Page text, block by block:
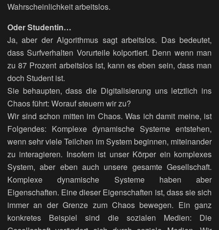
Wahrscheinlichkeit arbeitslos.
Oder Studentin…
Ja, aber der Algorithmus sagt arbeitslos. Das bedeutet,
dass Surfverhalten Vorurteile kolportiert. Denn wenn man
zu 87 Prozent arbeitslos ist, kann es eben sein, dass man
doch Student ist.
Sie behaupten, dass die Digitalisierung uns letztlich ins
Chaos führt: Worauf steuern wir zu?
Wir sind schon mitten im Chaos. Was ich damit meine, ist
Folgendes: Komplexe dynamische Systeme entstehen,
wenn sehr viele Teilchen im System beginnen, miteinander
zu interagieren. Insofern ist unser Körper ein komplexes
System, aber eben auch unsere gesamte Gesellschaft.
Komplexe dynamische Systeme haben aber
Eigenschaften. Eine dieser Eigenschaften ist, dass sie sich
immer an der Grenze zum Chaos bewegen. Ein ganz
konkretes Beispiel sind die sozialen Medien: Die